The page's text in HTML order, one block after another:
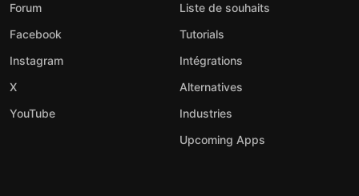
Forum
Facebook
Instagram
X
YouTube
Liste de souhaits
Tutorials
Intégrations
Alternatives
Industries
Upcoming Apps